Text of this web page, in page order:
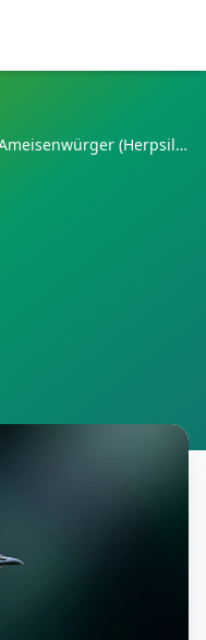
Rückenfleck-Ameisenwürger (Herpsilochmus dorsimaculatus)